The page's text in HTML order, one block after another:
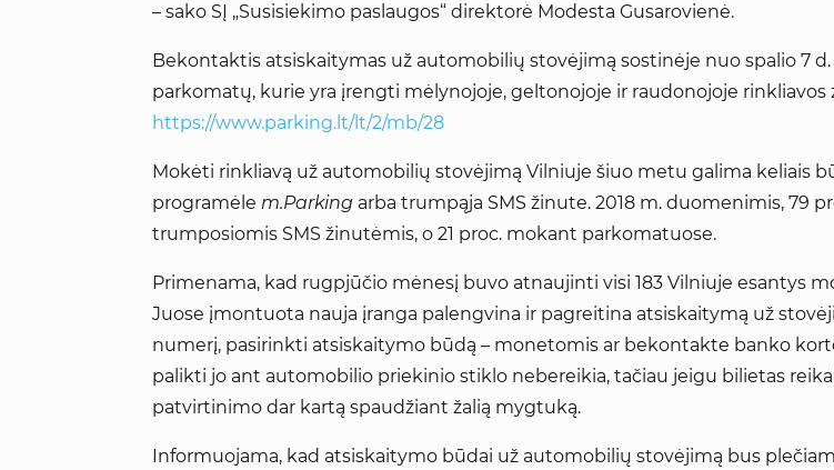
– sako SĮ „Susisiekimo paslaugos“ direktorė Modesta Gusarovienė.
Bekontaktis atsiskaitymas už automobilių stovėjimą sostinėje nuo spalio 7
parkomatų, kurie yra įrengti mėlynojoje, geltonojoje ir raudonojoje rinkliavos
https://www.parking.lt/lt/2/mb/28
Mokėti rinkliavą už automobilių stovėjimą Vilniuje šiuo metu galima keliais
programėle m.Parking arba trumpąja SMS žinute. 2018 m. duomenimis, 79
trumposiomis SMS žinutėmis, o 21 proc. mokant parkomatuose.
Primenama, kad rugpjūčio mėnesį buvo atnaujinti visi 183 Vilniuje esantys
Juose įmontuota nauja įranga palengvina ir pagreitina atsiskaitymą už
numerį, pasirinkti atsiskaitymo būdą – monetomis ar bekontakte banko
palikti jo ant automobilio priekinio stiklo nebereikia, tačiau jeigu bilietas
patvirtinimo dar kartą spaudžiant žalią mygtuką.
Informuojama, kad atsiskaitymo būdai už automobilių stovėjimą bus